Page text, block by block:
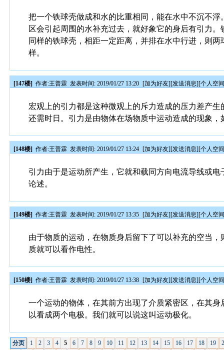
把一个铁球壳做成和水的比重相同，能在水中不沉不
区会引起周围的水补充过去，就好象它的身后有引力
同样的铁球壳，相距一定距离，并排在水中行进，则
样。
[147楼] 作者:王普霖 发表时间: 2019/01/27 13:20 [加为好友][发送消息][个人空
宏观上的引力都是这种微观上的斥力造成的压力差产
还需时日。引力是由物体在场物质中运动造成的现象
[148楼] 作者:王普霖 发表时间: 2019/01/27 13:24 [加为好友][发送消息][个人空
引力由于是运动所产生，它就和载同方向电流导线或
论述。
[149楼] 作者:王普霖 发表时间: 2019/01/27 13:35 [加为好友][发送消息][个人空
由于物质的运动，在物质身后留下了可以补充的空当
质就可以看作电性。
[150楼] 作者:王普霖 发表时间: 2019/01/27 13:38 [加为好友][发送消息][个人空
一个运动的物体，在其前方出现了介质紧密区，在其
以看成两个电极。我们就可以说这叫运动极化。
分页 1 2 3 4 5 6 7 8 9 10 11 12 13 14 15 16 17 18 19